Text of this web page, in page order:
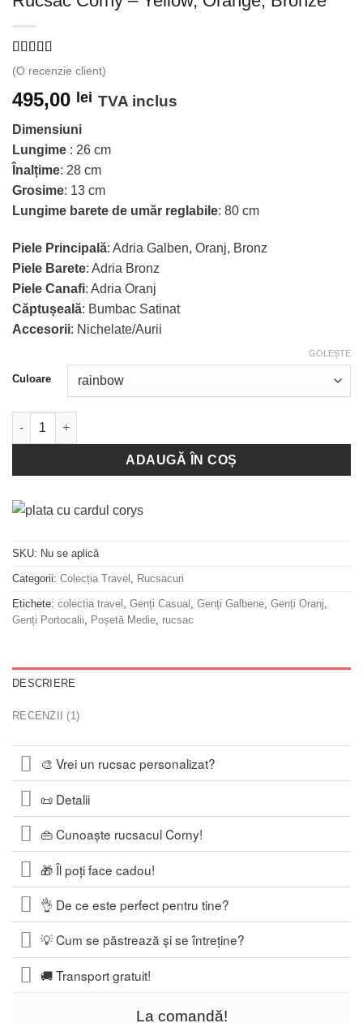
Evaluat la
5.00din 5
pe baza unei
singure
(O recenzie client)
495,00 lei TVA inclus
Dimensiuni
Lungime : 26 cm
Înalțime: 28 cm
Grosime: 13 cm
Lungime barete de umăr reglabile: 80 cm
Piele Principală: Adria Galben, Oranj, Bronz
Piele Barete: Adria Bronz
Piele Canafi: Adria Oranj
Căptușeală: Bumbac Satinat
Accesorii: Nichelate/Aurii
Culoare
GOLEȘTE
Cantitate Rucsac Corny - Yellow, Orange, Bronze
ADAUGĂ ÎN COȘ
SKU: Nu se aplică
Categorii: Colecția Travel , Rucsacuri
Etichete: colectia travel , Genți Casual , Genți Galbene, Genți Oranj,
Genți Portocalii, Poșetă Medie, rucsac
DESCRIERE
RECENZII (1)
🎨 Vrei un rucsac personalizat?
📜 Detalii
👜 Cunoaște rucsacul Corny!
🎁 Îl poți face cadou!
👌 De ce este perfect pentru tine?
💡 Cum se păstrează și se întreține?
🚚 Transport gratuit!
La comandă!